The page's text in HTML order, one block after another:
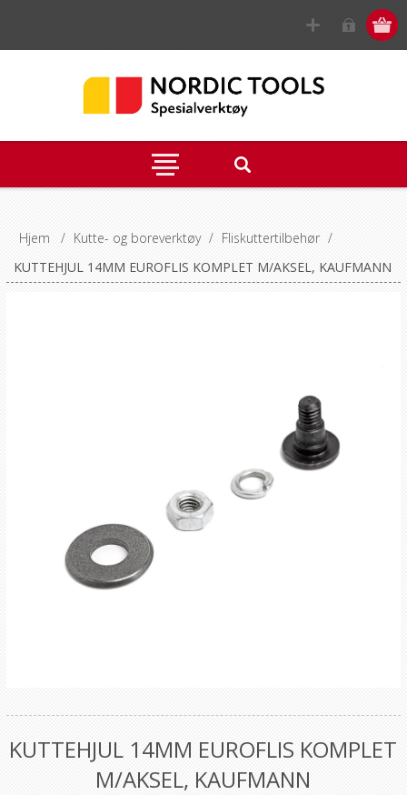
Hjem / Kutte- og boreverktøy / Fliskuttertilbehør /
KUTTEHJUL 14MM EUROFLIS KOMPLET M/AKSEL, KAUFMANN
KUTTEHJUL 14MM EUROFLIS KOMPLET
M/AKSEL, KAUFMANN